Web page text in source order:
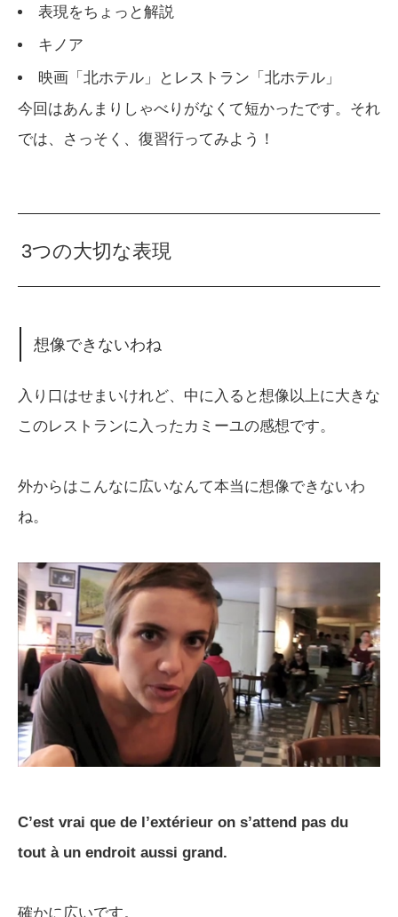
表現をちょっと解説
キノア
映画「北ホテル」とレストラン「北ホテル」
今回はあんまりしゃべりがなくて短かったです。それ
では、さっそく、復習行ってみよう！
3つの大切な表現
想像できないわね
入り口はせまいけれど、中に入ると想像以上に大きな
このレストランに入ったカミーユの感想です。
外からはこんなに広いなんて本当に想像できないわ
ね。
C’est vrai que de l’extérieur on s’attend pas du
tout à un endroit aussi grand.
確かに広いです。